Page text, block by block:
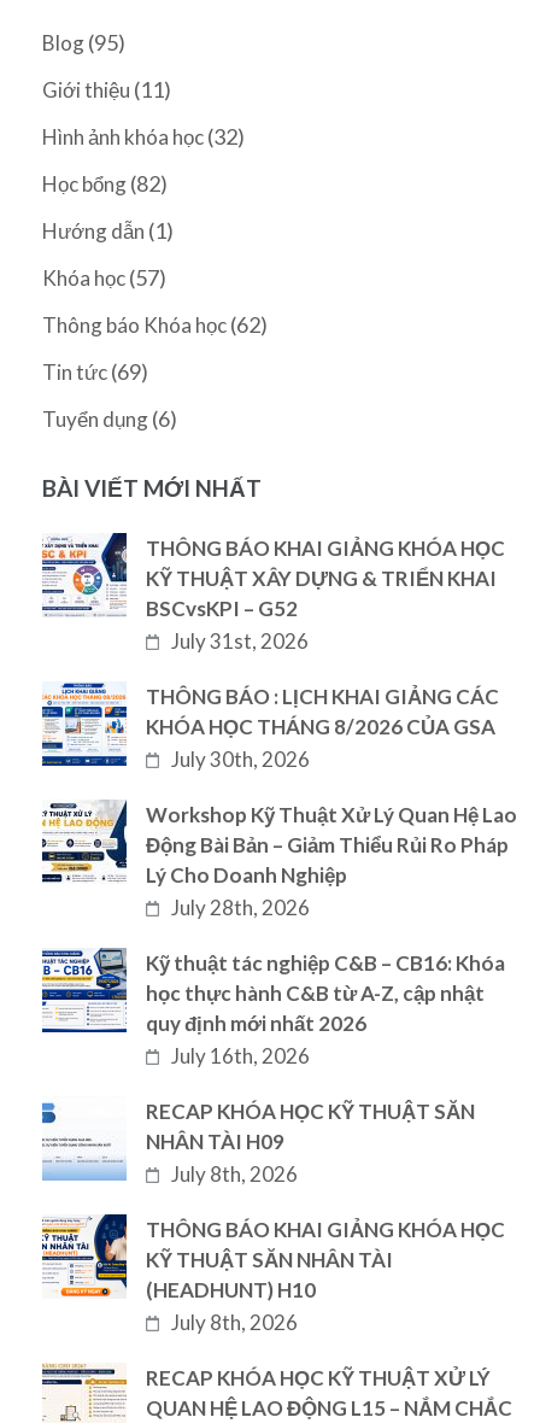
Blog(95)
Giới thiệu (11)
Hình ảnh khóa học(32)
Học bổng(82)
Hướng dẫn (1)
Khóa học(57)
Thông báo Khóa học(62)
Tin tức(69)
Tuyển dụng(6)
BÀI VIẾT MỚI NHẤT
THÔNG BÁO KHAI GIẢNG KHÓA HỌC
KỸ THUẬT XÂY DỰNG & TRIỂN KHAI
BSCvsKPI – G52
July 31st, 2026
THÔNG BÁO : LỊCH KHAI GIẢNG CÁC
KHÓA HỌC THÁNG 8/2026 CỦA GSA
July 30th, 2026
Workshop Kỹ Thuật Xử Lý Quan Hệ Lao
Động Bài Bản – Giảm Thiểu Rủi Ro Pháp
Lý Cho Doanh Nghiệp
July 28th, 2026
Kỹ thuật tác nghiệp C&B – CB16: Khóa
học thực hành C&B từ A-Z, cập nhật
quy định mới nhất 2026
July 16th, 2026
RECAP KHÓA HỌC KỸ THUẬT SĂN
NHÂN TÀI H09
July 8th, 2026
THÔNG BÁO KHAI GIẢNG KHÓA HỌC
KỸ THUẬT SĂN NHÂN TÀI
(HEADHUNT) H10
July 8th, 2026
RECAP KHÓA HỌC KỸ THUẬT XỬ LÝ
QUAN HỆ LAO ĐỘNG L15 – NẮM CHẮC